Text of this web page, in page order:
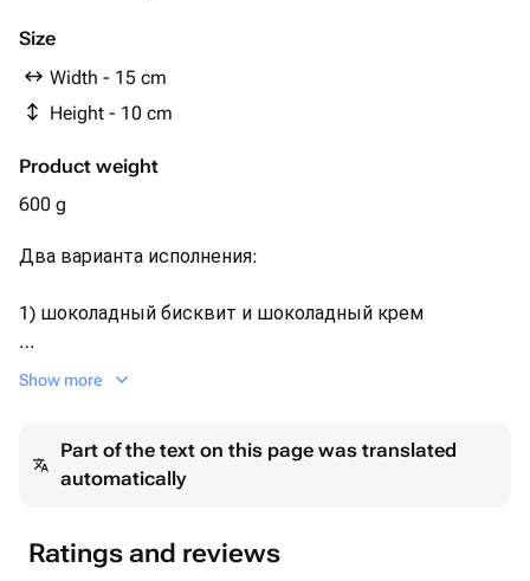
Size
Width - 15 cm
Height - 10 cm
Product weight
600 g
Два варианта исполнения:
1) шоколадный бисквит и шоколадный крем
2) ванильный бисквит, ванильный крем.
Необходимый Вариант можно указать комментарием
Дизайн также можно обговорить после оформления
Show more
Part of the text on this page was translated
automatically
Ratings and reviews